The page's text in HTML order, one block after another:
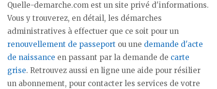
Quelle-demarche.com est un site privé d'informations.
Vous y trouverez, en détail, les démarches
administratives à effectuer que ce soit pour un
renouvellement de passeport ou une demande d'acte
de naissance en passant par la demande de carte
grise. Retrouvez aussi en ligne une aide pour résilier
un abonnement, pour contacter les services de votre